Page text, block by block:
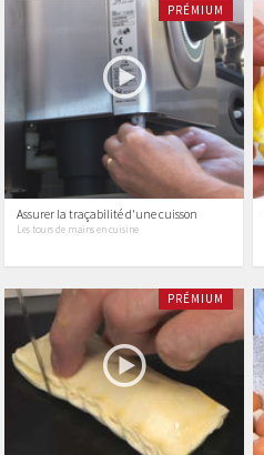
PRÉMIUM
Assurer la traçabilité d'une cuisson
Les tours de mains en cuisine
PRÉMIUM